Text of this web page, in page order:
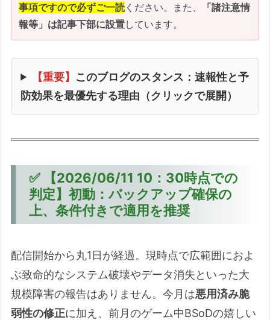
事項ですので必ずご一読ください。また、
「諸注意情
報等」は記事下部に設置しています。
【重要】
このブログのスタンス：速報性と予
防効果を最優先する理由（クリックで展開）
✅ 【2026/06/11 10：30時点での
判定】初動：バックアップ確保の
上、条件付きで適用を推奨
配信開始から丸1日が経過。現時点で広範囲におよ
ぶ致命的なシステム破壊やデータ消失といった大
規模障害の報告はありません。今月は悪用済み脆
弱性の修正に加え、前月のゲーム中BSoDの嬉しい